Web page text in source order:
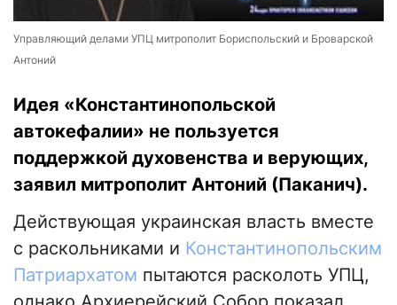
Управляющий делами УПЦ митрополит Бориспольский и Броварской
Антоний
Идея «Константинопольской
автокефалии» не пользуется
поддержкой духовенства и верующих,
заявил митрополит Антоний (Паканич).
Действующая украинская власть вместе
с раскольниками и Константинопольским
Патриархатом пытаются расколоть УПЦ,